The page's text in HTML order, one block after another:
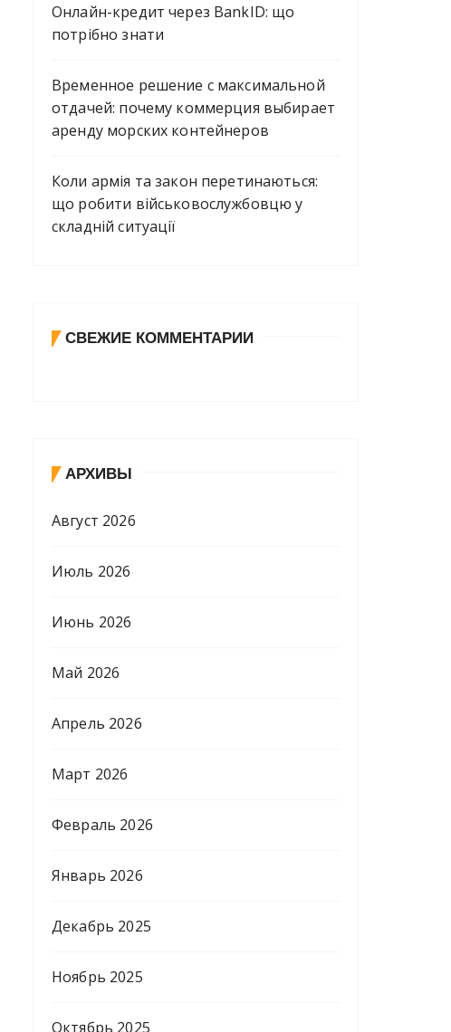
Онлайн-кредит через BankID: що
потрібно знати
Временное решение с максимальной
отдачей: почему коммерция выбирает
аренду морских контейнеров
Коли армія та закон перетинаються:
що робити військовослужбовцю у
складній ситуації
СВЕЖИЕ КОММЕНТАРИИ
АРХИВЫ
Август 2026
Июль 2026
Июнь 2026
Май 2026
Апрель 2026
Март 2026
Февраль 2026
Январь 2026
Декабрь 2025
Ноябрь 2025
Октябрь 2025